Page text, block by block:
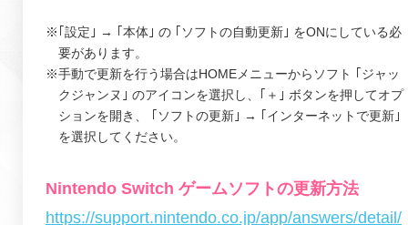
※｢設定｣ → ｢本体｣ の ｢ソフトの自動更新｣ をONにしている必
要があります。
※手動で更新を行う場合はHOMEメニューからソフト ｢ジャッ
クジャンヌ｣ のアイコンを選択し、
｢＋｣ ボタンを押してオプ
ションを開き、 ｢ソフトの更新｣ → ｢インターネットで更新｣
を選択してください。
Nintendo Switch ゲームソフトの更新方法
https://support.nintendo.co.jp/app/answers/detail/